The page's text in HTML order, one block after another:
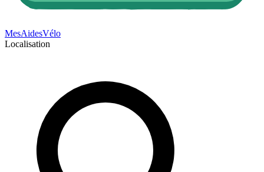
MesAidesVélo
Localisation